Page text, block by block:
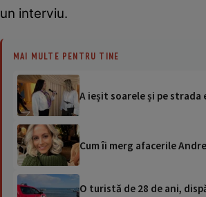
un interviu.
MAI MULTE PENTRU TINE
A ieșit soarele și pe strada
Cum îi merg afacerile
O turistă de 28 de ani,